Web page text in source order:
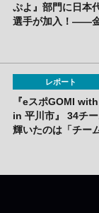
ぷよ』部門に日本
選手が加入！——
レポート
『eスポGOMI
in 平川市』 34チ
輝いたのは「チー